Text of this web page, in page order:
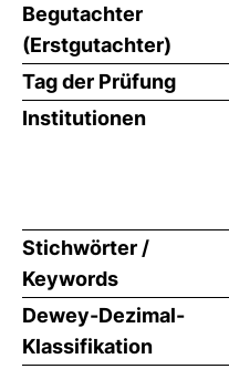
Begutachter
(Erstgutachter)
Tag der Prüfung
Institutionen
Stichwörter /
Keywords
Dewey-Dezimal-
Klassifikation